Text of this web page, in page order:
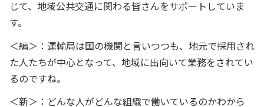
じて、地域公共交通に関わる皆さんをサポートしていま
す。
＜編＞：運輸局は国の機関と言いつつも、地元で採用され
た人たちが中心となって、地域に出向いて業務をされてい
るのですね。
＜新＞：どんな人がどんな組織で働いているのかわから